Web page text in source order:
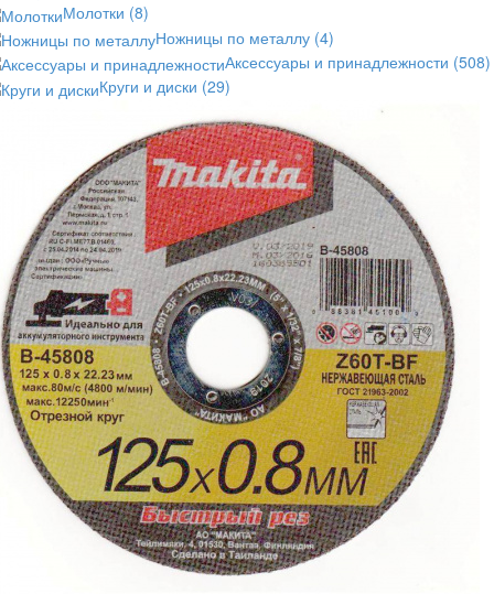
Молотки (8)
Ножницы по металлу (4)
Аксессуары и принадлежности (508)
Круги и диски (29)